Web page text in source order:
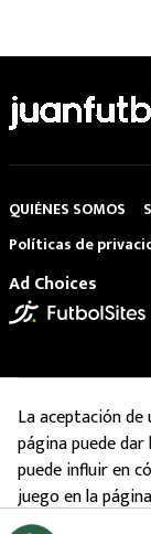
QUIÉNES SOMOS
Políticas de
Ad Choices
La aceptación
página puede
puede influir en
juego en la
influye en